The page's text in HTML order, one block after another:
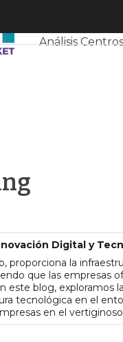
Análisis
Digital y
proporciona la
que las empresas
este blog,
tecnológica en el
en el